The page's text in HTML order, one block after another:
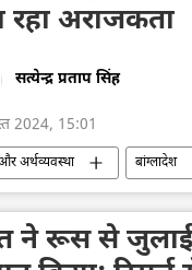
रहा अराजकता
सत्येन्द्र प्रताप सिंह
2024, 15:01
अर्थव्यवस्था बांग्लादेश
राष्ट्रपति निकोलस मादुरो
जातीय हिंसा
ने रूस से